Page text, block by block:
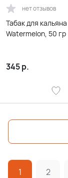
нет отзывов
Табак для
Watermelon, 50 гр
345р.
1 2